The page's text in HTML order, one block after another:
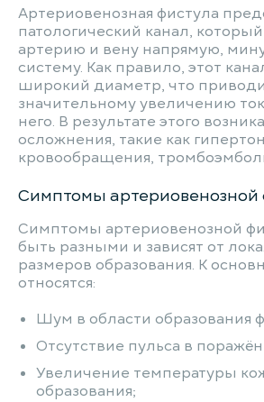
Артериовенозная фистула
патологический канал,
артерию и вену напрямую,
систему. Как правило, этот
широкий диаметр, что
значительному увеличению
него. В результате этого
осложнения, такие как
кровообращения,
Симптомы артериовенозной
Симптомы артериовенозной
быть разными и зависят от
размеров образования. К
относятся:
Шум в области образования
Отсутствие пульса в
Увеличение температуры
образования;